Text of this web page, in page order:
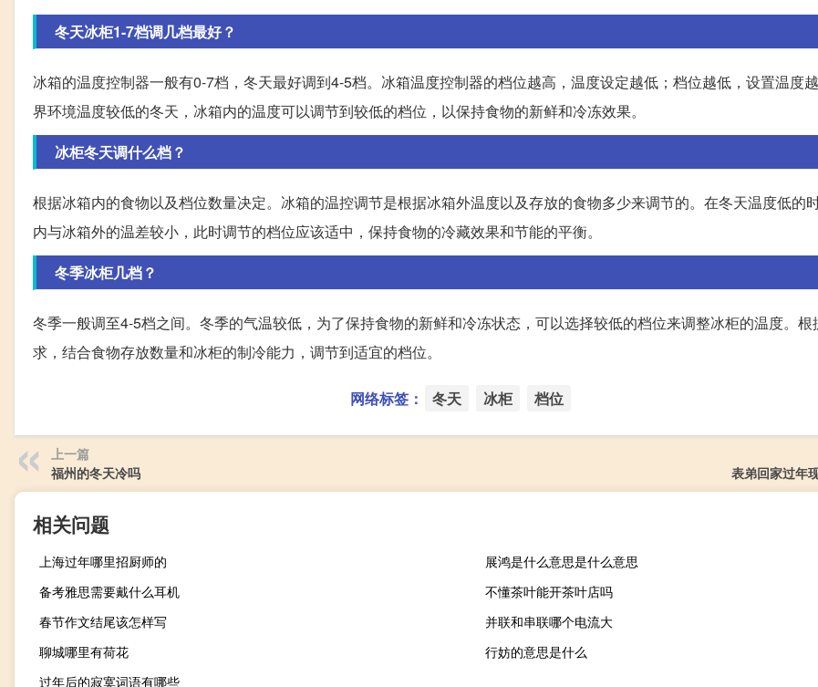
冬天冰柜1-7档调几档最好？
冰箱的温度控制器一般有0-7档，冬天最好调到4-5档。冰箱温度控制器的档位越高，温度设定越低；档位越低，设置温度
界环境温度较低的冬天，冰箱内的温度可以调节到较低的档位，以保持食物的新鲜和冷冻效果。
冰柜冬天调什么档？
根据冰箱内的食物以及档位数量决定。冰箱的温控调节是根据冰箱外温度以及存放的食物多少来调节的。在冬天温度低的
内与冰箱外的温差较小，此时调节的档位应该适中，保持食物的冷藏效果和节能的平衡。
冬季冰柜几档？
冬季一般调至4-5档之间。冬季的气温较低，为了保持食物的新鲜和冷冻状态，可以选择较低的档位来调整冰柜的温度。根
求，结合食物存放数量和冰柜的制冷能力，调节到适宜的档位。
网络标签： 冬天 冰柜 档位
上一篇
福州的冬天冷吗
表弟回家过年
相关问题
上海过年哪里招厨师的
展鸿是什么意思是什么意思
备考雅思需要戴什么耳机
不懂茶叶能开茶叶店吗
春节作文结尾该怎样写
并联和串联哪个电流大
聊城哪里有荷花
行妨的意思是什么
过年后的寂寞词语有哪些